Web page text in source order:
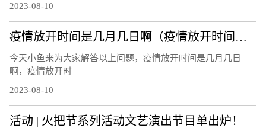
2023-08-10
疫情放开时间是几月几日啊（疫情放开时间是几月几日）
今天小鱼来为大家解答以上问题，疫情放开时间是几月几日
啊，疫情放开时
2023-08-10
活动 | 火把节系列活动文艺演出节目单出炉！